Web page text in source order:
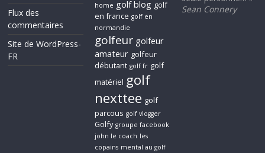
Flux des
commentaires
Site de WordPress-
FR
home golf blog golf
en france golf en
normandie
golfeur golfeur
amateur golfeur
débutant golf fr golf
matériel golf
nexttee golf
parcous golf vlogger
Golfy groupe facebook
john le coach les
copains mental au golf
Sean Connery